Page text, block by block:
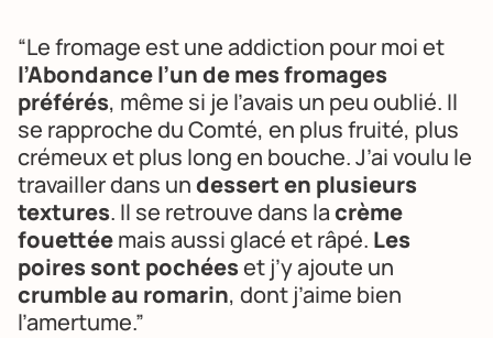
“Le fromage est une addiction pour moi et
l’Abondance l’un de mes fromages
préférés, même si je l’avais un peu oublié. Il
se rapproche du Comté, en plus fruité, plus
crémeux et plus long en bouche. J’ai voulu le
travailler dans undessert en plusieurs
textures. Il se retrouve dans lacrème
fouettéemais aussi glacé et râpé. Les
poires sont pochéeset j’y ajoute un
crumble au romarin, dont j’aime bien
l’amertume.”